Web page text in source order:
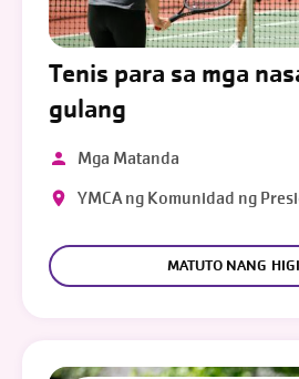
Tenis para sa mga
gulang
Mga Matanda
YMCA ng Komunidad ng
MATUTO NANG